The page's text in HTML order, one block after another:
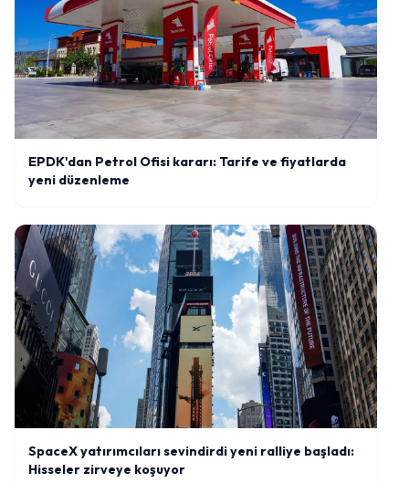
EPDK'dan Petrol Ofisi kararı: Tarife ve fiyatlarda
yeni düzenleme
SpaceX yatırımcıları sevindirdi yeni ralliye başladı:
Hisseler zirveye koşuyor